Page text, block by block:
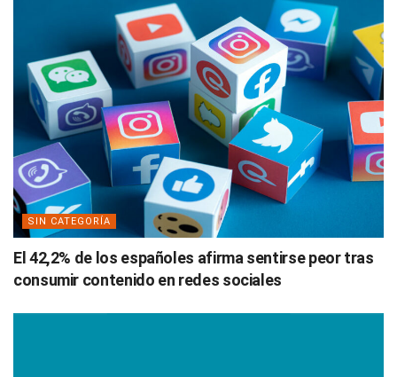
SIN CATEGORÍA
El 42,2% de los españoles afirma sentirse peor tras
consumir contenido en redes sociales